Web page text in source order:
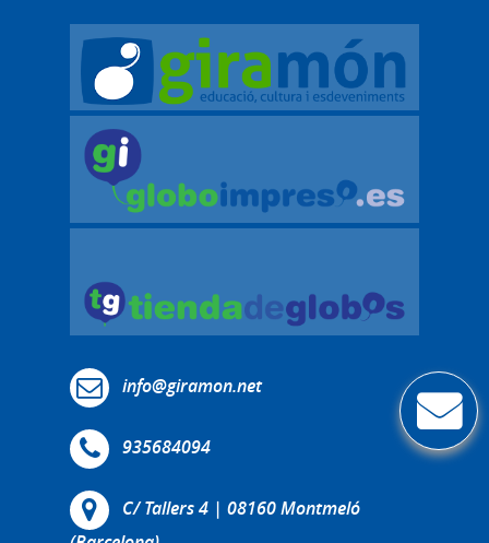
info@giramon.net
935684094
C/ Tallers 4 | 08160 Montmeló